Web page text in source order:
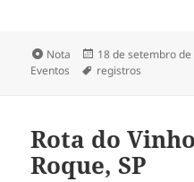
Formato
Nota
Publicado
em
18 de setembro de
Eventos
Tags
registros
Rota do
Roque, SP